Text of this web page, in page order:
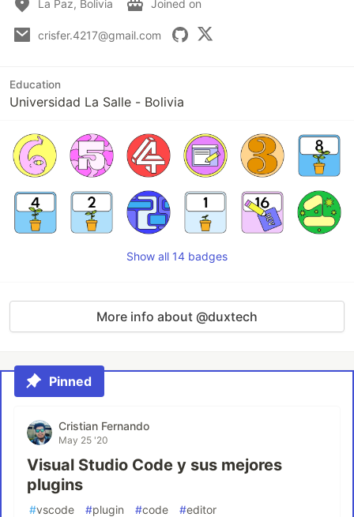
La Paz, Bolivia Joined on
crisfer.4217@gmail.com
Education
Universidad La Salle - Bolivia
Show all 14 badges
More info about @duxtech
Pinned
Cristian Fernando
May 25 '20
Visual Studio Code y sus mejores
plugins
#vscode #plugin #code #editor